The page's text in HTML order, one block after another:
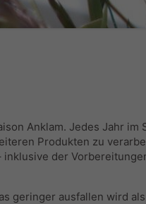
Anklam. Jedes Jahr im
Produkten zu
der
geringer ausfallen wird